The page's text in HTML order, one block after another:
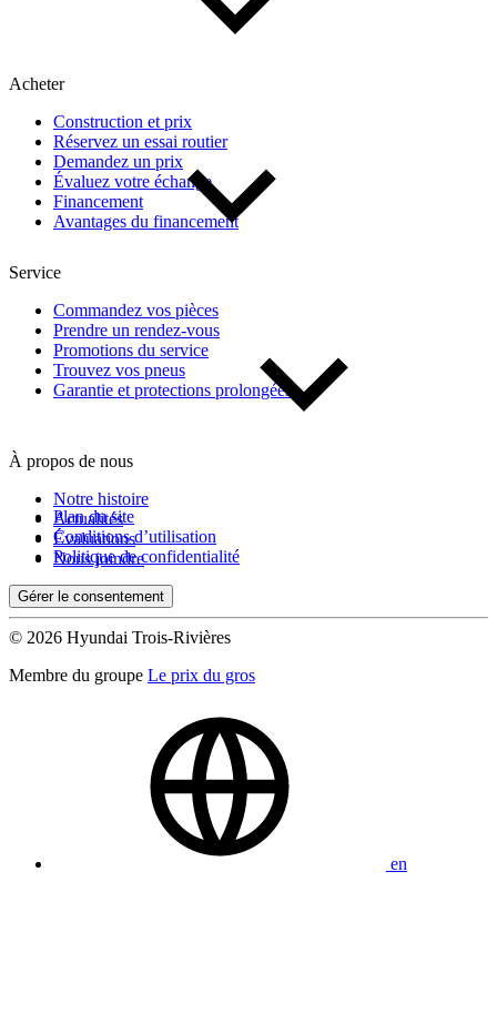
Acheter
Construction et prix
Réservez un essai routier
Demandez un prix
Évaluez votre échange
Financement
Avantages du financement
Service
Commandez vos pièces
Prendre un rendez-vous
Promotions du service
Trouvez vos pneus
Garantie et protections prolongées
À propos de nous
Notre histoire
Actualités
Évaluations
Nous joindre
Plan du site
Conditions d’utilisation
Politique de confidentialité
Gérer le consentement
© 2026 Hyundai Trois-Rivières
Membre du groupe Le prix du gros
en